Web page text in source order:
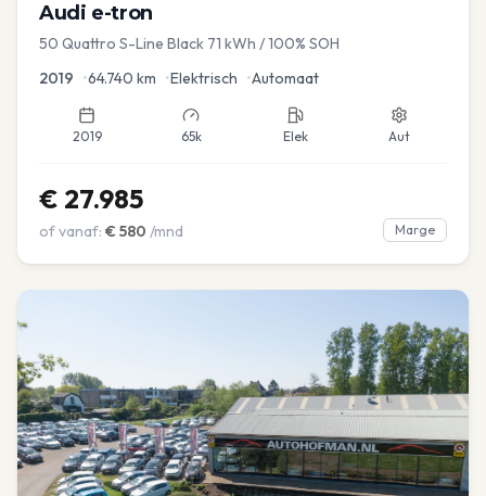
Audi e-tron
50 Quattro S-Line Black 71 kWh / 100% SOH
2019 •64.740 km •Elektrisch •Automaat
2019 65k Elek Aut
€ 27.985
of vanaf: € 580 /mnd Marge